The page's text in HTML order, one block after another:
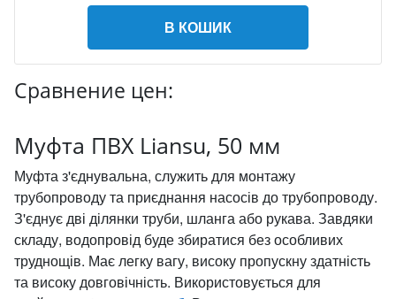
В КОШИК
Сравнение цен:
Муфта ПВХ Liansu, 50 мм
Муфта з'єднувальна, служить для монтажу
трубопроводу та приєднання насосів до трубопроводу.
З'єднує дві ділянки труби, шланга або рукава. Завдяки
складу, водопровід буде збиратися без особливих
труднощів. Має легку вагу, високу пропускну здатність
та високу довговічність. Використовується для